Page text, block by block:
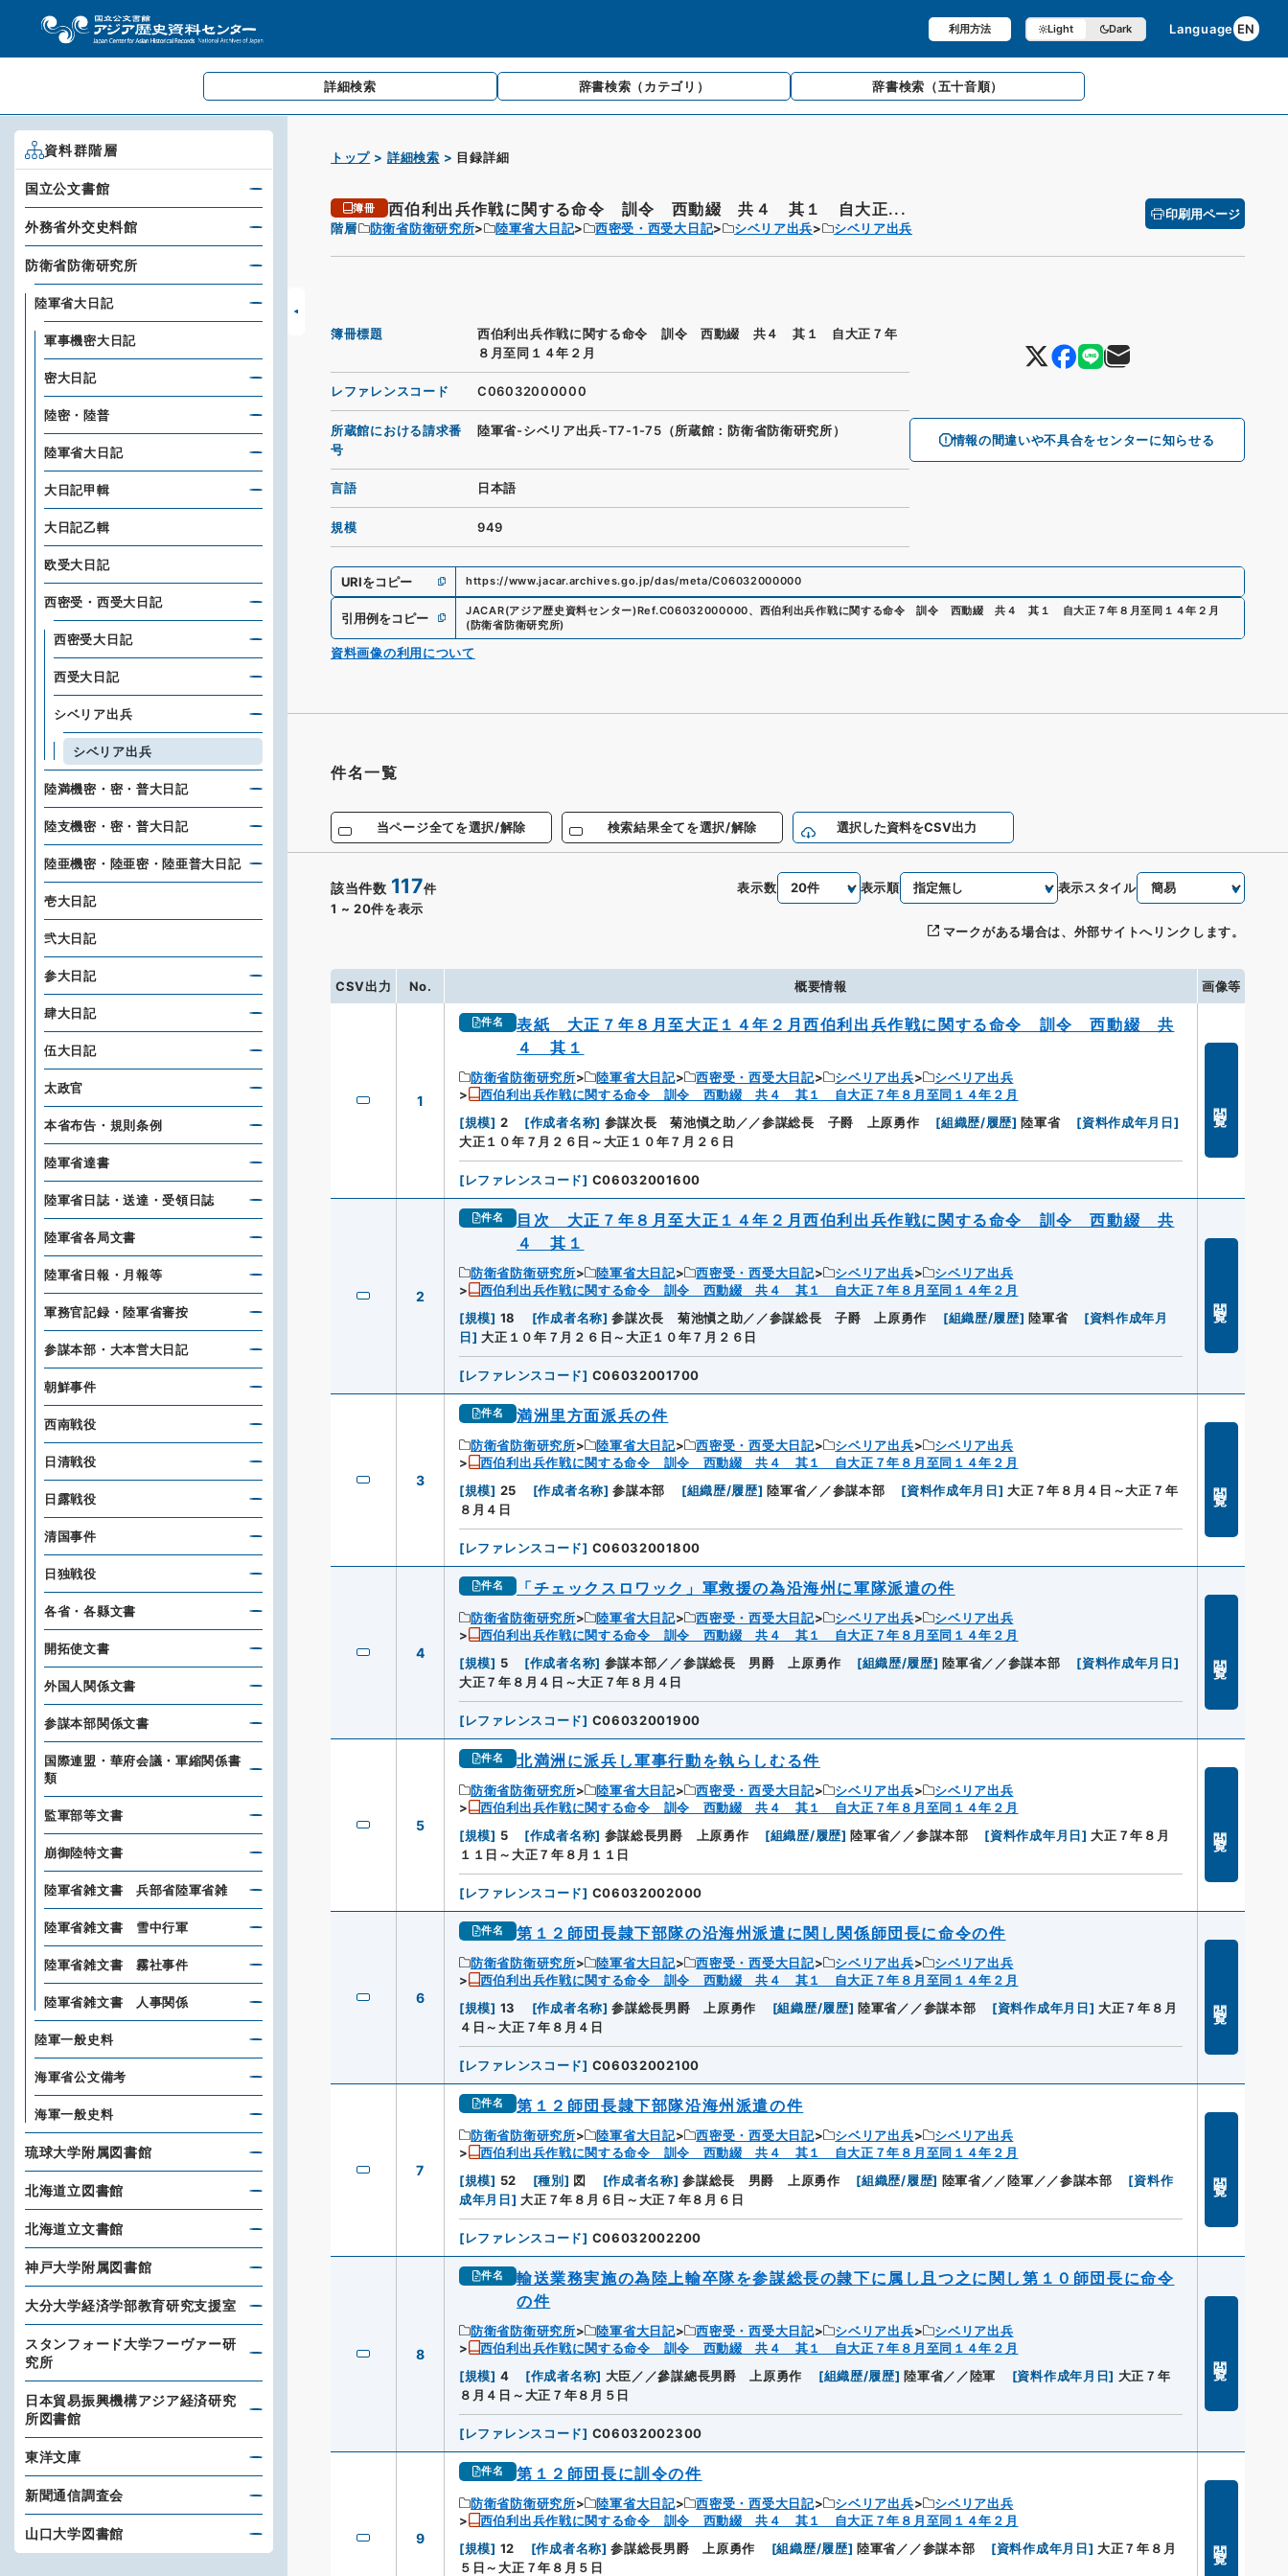
利用方法 Light Dark Language EN
詳細検索 辞書検索 （カテゴリ） 辞書検索 （五十音順）
トップ 詳細検索 目録詳細
簿冊 西伯利出兵作戦に関する命令 訓令 西動綴 共４ 其１ 自大正...
階層 防衛省防衛研究所 陸軍省大日記 西密受・西受大日記 シベリア出兵 シベリア出兵
印刷用ページ
情報の間違いや不具合をセンターに知らせる
簿冊標題
西伯利出兵作戦に関する命令 訓令 西動綴 共４ 其１ 自大正７年
８月至同１４年２月
レファレンスコード C06032000000
所蔵館における請求番
号
陸軍省-シベリア出兵-T7-1-75（所蔵館：防衛省防衛研究所）
言語 日本語
規模 949
URIをコピー https://www.jacar.archives.go.jp/das/meta/C06032000000
引用例をコピー JACAR(アジア歴史資料センター)Ref.C06032000000、 西伯利出兵作戦に関する命令 訓令 西動綴 共４ 其１ 自大正７年８月至同１４年２月
(防衛省防衛研究所)
資料画像の利用について
件名一覧
当ページ全てを選択/解除 検索結果全てを選択/解除 選択した資料をCSV出力
該当件数 117件
1 ~ 20件を表示
表示数 表示順 表示スタイル
マークがある場合は、外部サイトへリンクします。
CSV出力 No. 概要情報 画像等
1
件名
表紙 大正７年８月至大正１４年２月西伯利出兵作戦に関する命令 訓令 西動綴 共
４ 其１
防衛省防衛研究所 陸軍省大日記 西密受・西受大日記 シベリア出兵
シベリア出兵
西伯利出兵作戦に関する命令 訓令 西動綴 共４ 其１ 自大正７年８月至同１４年２月
[規模] 2 [作成者名称] 参謀次長 菊池愼之助／／参謀総長 子爵 上原勇作 [組織歴/履歴] 陸軍省 [資料作成年月日]
大正１０年７月２６日～大正１０年７月２６日
[レファレンスコード] C06032001600
2
件名
目次 大正７年８月至大正１４年２月西伯利出兵作戦に関する命令 訓令 西動綴 共
４ 其１
防衛省防衛研究所 陸軍省大日記 西密受・西受大日記 シベリア出兵
シベリア出兵
西伯利出兵作戦に関する命令 訓令 西動綴 共４ 其１ 自大正７年８月至同１４年２月
[規模] 18 [作成者名称] 参謀次長 菊池愼之助／／参謀総長 子爵 上原勇作 [組織歴/履歴] 陸軍省 [資料作成年月
日] 大正１０年７月２６日～大正１０年７月２６日
[レファレンスコード] C06032001700
3
件名 満洲里方面派兵の件
防衛省防衛研究所 陸軍省大日記 西密受・西受大日記 シベリア出兵
シベリア出兵
西伯利出兵作戦に関する命令 訓令 西動綴 共４ 其１ 自大正７年８月至同１４年２月
[規模] 25 [作成者名称] 参謀本部 [組織歴/履歴] 陸軍省／／参謀本部 [資料作成年月日] 大正７年８月４日～大正７年
８月４日
[レファレンスコード] C06032001800
4
件名 「チェックスロワック」軍救援の為沿海州に軍隊派遣の件
防衛省防衛研究所 陸軍省大日記 西密受・西受大日記 シベリア出兵
シベリア出兵
西伯利出兵作戦に関する命令 訓令 西動綴 共４ 其１ 自大正７年８月至同１４年２月
[規模] 5 [作成者名称] 参謀本部／／参謀総長 男爵 上原勇作 [組織歴/履歴] 陸軍省／／参謀本部 [資料作成年月日]
大正７年８月４日～大正７年８月４日
[レファレンスコード] C06032001900
5
件名 北満洲に派兵し軍事行動を執らしむる件
防衛省防衛研究所 陸軍省大日記 西密受・西受大日記 シベリア出兵
シベリア出兵
西伯利出兵作戦に関する命令 訓令 西動綴 共４ 其１ 自大正７年８月至同１４年２月
[規模] 5 [作成者名称] 参謀総長男爵 上原勇作 [組織歴/履歴] 陸軍省／／参謀本部 [資料作成年月日] 大正７年８月
１１日～大正７年８月１１日
[レファレンスコード] C06032002000
6
件名 第１２師団長隷下部隊の沿海州派遣に関し関係師団長に命令の件
防衛省防衛研究所 陸軍省大日記 西密受・西受大日記 シベリア出兵
シベリア出兵
西伯利出兵作戦に関する命令 訓令 西動綴 共４ 其１ 自大正７年８月至同１４年２月
[規模] 13 [作成者名称] 参謀総長男爵 上原勇作 [組織歴/履歴] 陸軍省／／参謀本部 [資料作成年月日] 大正７年８月
４日～大正７年８月４日
[レファレンスコード] C06032002100
7
件名 第１２師団長隷下部隊沿海州派遣の件
防衛省防衛研究所 陸軍省大日記 西密受・西受大日記 シベリア出兵
シベリア出兵
西伯利出兵作戦に関する命令 訓令 西動綴 共４ 其１ 自大正７年８月至同１４年２月
[規模] 52 [種別] 図 [作成者名称] 参謀総長 男爵 上原勇作 [組織歴/履歴] 陸軍省／／陸軍／／参謀本部 [資料作
成年月日] 大正７年８月６日～大正７年８月６日
[レファレンスコード] C06032002200
8
件名
輸送業務実施の為陸上輸卒隊を参謀総長の隷下に属し且つ之に関し第１０師団長に命令
の件
防衛省防衛研究所 陸軍省大日記 西密受・西受大日記 シベリア出兵
シベリア出兵
西伯利出兵作戦に関する命令 訓令 西動綴 共４ 其１ 自大正７年８月至同１４年２月
[規模] 4 [作成者名称] 大臣／／參謀總長男爵 上原勇作 [組織歴/履歴] 陸軍省／／陸軍 [資料作成年月日] 大正７年
８月４日～大正７年８月５日
[レファレンスコード] C06032002300
9
件名 第１２師団長に訓令の件
防衛省防衛研究所 陸軍省大日記 西密受・西受大日記 シベリア出兵
シベリア出兵
西伯利出兵作戦に関する命令 訓令 西動綴 共４ 其１ 自大正７年８月至同１４年２月
[規模] 12 [作成者名称] 参謀総長男爵 上原勇作 [組織歴/履歴] 陸軍省／／参謀本部 [資料作成年月日] 大正７年８月
５日～大正７年８月５日
資料群階層
国立公文書館
外務省外交史料館
防衛省防衛研究所
陸軍省大日記
軍事機密大日記
密大日記
陸密・陸普
陸軍省大日記
大日記甲輯
大日記乙輯
欧受大日記
西密受・西受大日記
西密受大日記
西受大日記
シベリア出兵
シベリア出兵
陸満機密・密・普大日記
陸支機密・密・普大日記
陸亜機密・陸亜密・陸亜普大日記
壱大日記
弐大日記
参大日記
肆大日記
伍大日記
太政官
本省布告・規則条例
陸軍省達書
陸軍省日誌・送達・受領日誌
陸軍省各局文書
陸軍省日報・月報等
軍務官記録・陸軍省審按
参謀本部・大本営大日記
朝鮮事件
西南戦役
日清戦役
日露戦役
清国事件
日独戦役
各省・各縣文書
開拓使文書
外国人関係文書
参謀本部関係文書
国際連盟・華府会議・軍縮関係書
類
監軍部等文書
崩御陸特文書
陸軍省雑文書 兵部省陸軍省雑
陸軍省雑文書 雪中行軍
陸軍省雑文書 霧社事件
陸軍省雑文書 人事関係
陸軍一般史料
海軍省公文備考
海軍一般史料
琉球大学附属図書館
北海道立図書館
北海道立文書館
神戸大学附属図書館
大分大学経済学部教育研究支援室
スタンフォード大学フーヴァー研
究所
日本貿易振興機構アジア経済研究
所図書館
東洋文庫
新聞通信調査会
山口大学図書館